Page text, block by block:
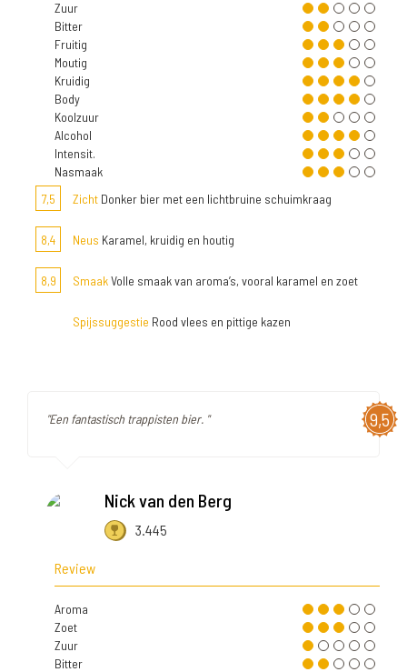
Zuur
Bitter
Fruitig
Moutig
Kruidig
Body
Koolzuur
Alcohol
Intensit.
Nasmaak
7,5
Zicht Donker bier met een lichtbruine schuimkraag
8,4 Neus Karamel, kruidig en houtig
8,9 SmaakVolle smaak van aroma’s, vooral karamel en zoet
Spijssuggestie Rood vlees en pittige kazen
9,5
"Een fantastisch trappisten bier. "
Nick van den Berg
3.445
Review
Aroma
Zoet
Zuur
Bitter